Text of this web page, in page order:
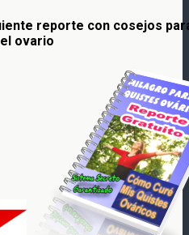
reporte con cosejos
ovario